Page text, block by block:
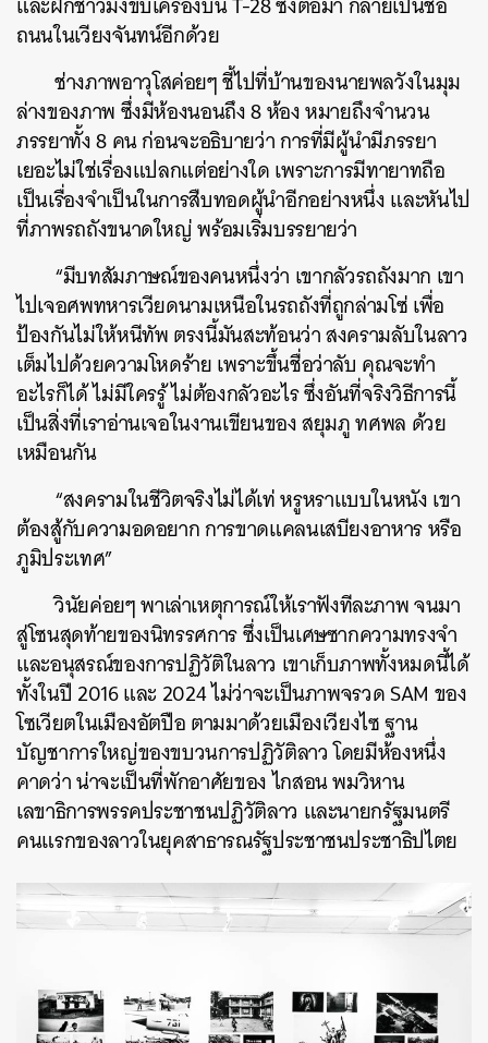
ถนนในเวียงจันทน์อีกด้วย
ช่างภาพอาวุโสค่อยๆ ชี้ไปที่บ้านของนายพลวังในมุม
ล่างของภาพ ซึ่งมีห้องนอนถึง 8 ห้อง หมายถึงจำนวน
ภรรยาทั้ง 8 คน ก่อนจะอธิบายว่า การที่มีผู้นำมีภรรยา
เยอะไม่ใช่เรื่องแปลกแต่อย่างใด เพราะการมีทายาทถือ
เป็นเรื่องจำเป็นในการสืบทอดผู้นำอีกอย่างหนึ่ง และหันไป
ที่ภาพรถถังขนาดใหญ่ พร้อมเริ่มบรรยายว่า
“มีบทสัมภาษณ์ของคนหนึ่งว่า เขากลัวรถถังมาก เขา
ไปเจอศพทหารเวียดนามเหนือในรถถังที่ถูกล่ามโซ่ เพื่อ
ป้องกันไม่ให้หนีทัพ ตรงนี้มันสะท้อนว่า สงครามลับในลาว
เต็มไปด้วยความโหดร้าย เพราะขึ้นชื่อว่าลับ คุณจะทำ
อะไรก็ได้ ไม่มีใครรู้ ไม่ต้องกลัวอะไร ซึ่งอันที่จริงวิธีการนี้
เป็นสิ่งที่เราอ่านเจอในงานเขียนของ สยุมภู ทศพล ด้วย
เหมือนกัน
“สงครามในชีวิตจริงไม่ได้เท่ หรูหราแบบในหนัง เขา
ต้องสู้กับความอดอยาก การขาดแคลนเสบียงอาหาร หรือ
ภูมิประเทศ”
วินัยค่อยๆ พาเล่าเหตุการณ์ให้เราฟังทีละภาพ จนมา
สู่โซนสุดท้ายของนิทรรศการ ซึ่งเป็นเศษซากความทรงจำ
และอนุสรณ์ของการปฏิวัติในลาว เขาเก็บภาพทั้งหมดนี้ได้
ทั้งในปี 2016 และ 2024 ไม่ว่าจะเป็นภาพจรวด SAM ของ
โซเวียตในเมืองอัตปือ ตามมาด้วยเมืองเวียงไซ ฐาน
บัญชาการใหญ่ของขบวนการปฏิวัติลาว โดยมีห้องหนึ่ง
คาดว่า น่าจะเป็นที่พักอาศัยของ ไกสอน พมวิหาน
เลขาธิการพรรคประชาชนปฏิวัติลาว และนายกรัฐมนตรี
คนแรกของลาวในยุคสาธารณรัฐประชาชนประชาธิปไตย